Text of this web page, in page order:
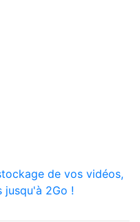
de vos vidéos,
jusqu'à 2Go !